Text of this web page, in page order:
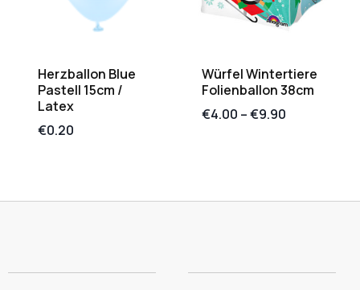
Herzballon Blue
Pastell 15cm /
Latex
€0.20
Würfel Wintertiere
Folienballon 38cm
€4.00 –€9.90